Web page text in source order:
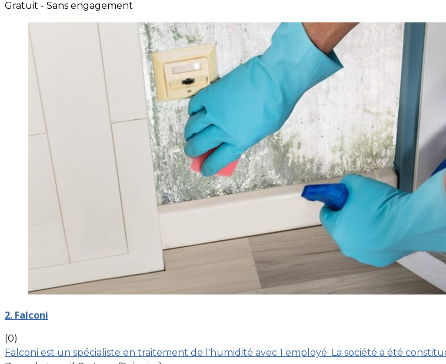
Gratuit - Sans engagement
2. Falconi
(0)
Falconi est un spécialiste en traitement de l'humidité avec 1 employé. La société a été